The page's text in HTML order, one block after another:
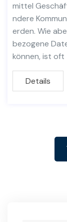
mittel
ndere
erden. Wie
bezogene
können, ist oft
Details